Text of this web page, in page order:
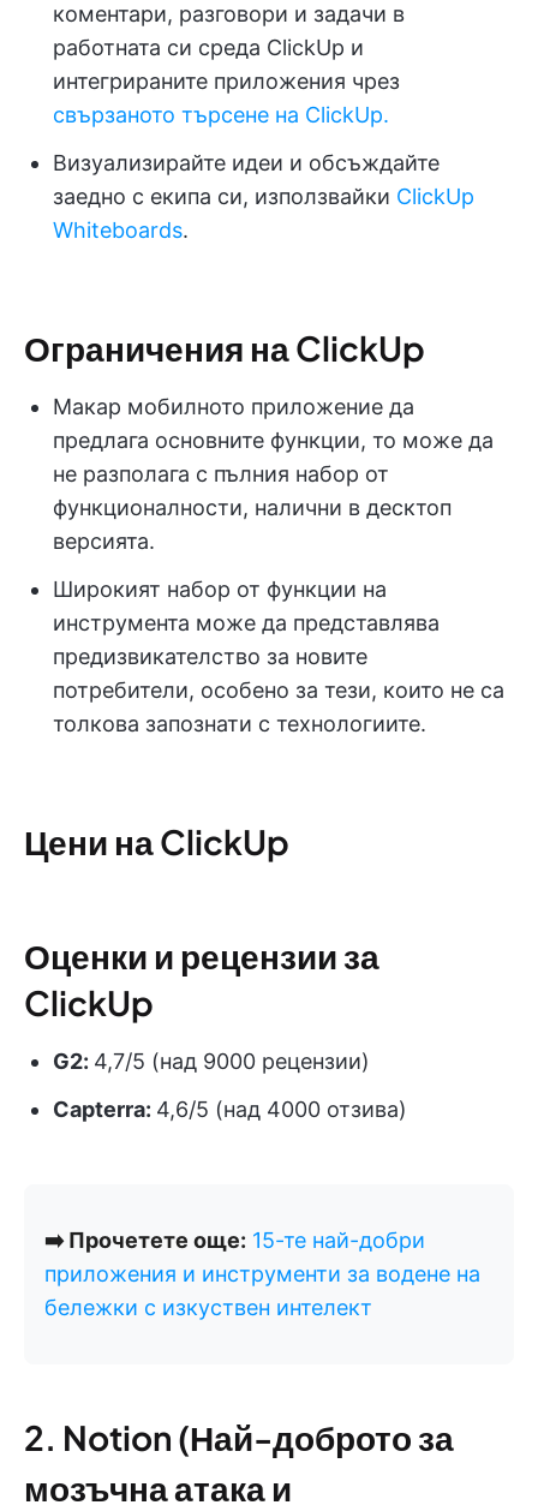
коментари, разговори и задачи в
работната си среда ClickUp и
интегрираните приложения чрез
свързаното търсене на ClickUp.
Визуализирайте идеи и обсъждайте
заедно с екипа си, използвайки ClickUp
Whiteboards.
Ограничения на ClickUp
Макар мобилното приложение да
предлага основните функции, то може да
не разполага с пълния набор от
функционалности, налични в десктоп
версията.
Широкият набор от функции на
инструмента може да представлява
предизвикателство за новите
потребители, особено за тези, които не са
толкова запознати с технологиите.
Цени на ClickUp
Оценки и рецензии за
ClickUp
G2: 4,7/5 (над 9000 рецензии)
Capterra: 4,6/5 (над 4000 отзива)
➡️ Прочетете още: 15-те най-добри
приложения и инструменти за водене на
бележки с изкуствен интелект
2. Notion (Най-доброто за
мозъчна атака и